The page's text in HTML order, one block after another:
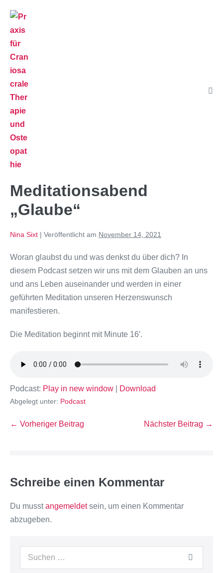
Meditationsabend
„Glaube“
Nina Sixt | Veröffentlicht am November 14, 2021
Woran glaubst du und was denkst du über dich? In
diesem Podcast setzen wir uns mit dem Glauben an uns
und ans Leben auseinander und werden in einer
geführten Meditation unseren Herzenswunsch
manifestieren.
Die Meditation beginnt mit Minute 16′.
Podcast: Play in new window Download
Abgelegt unter: Podcast
← Vorheriger Beitrag Nächster Beitrag →
Schreibe einen Kommentar
Du musstangemeldetsein, um einen Kommentar
abzugeben.